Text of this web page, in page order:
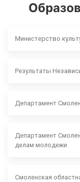
Министерство
Результаты
Департамент
Департамент
делам молодежи
Смоленская